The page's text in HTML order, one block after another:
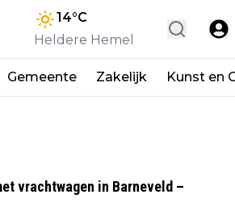
14°C
Heldere Hemel
Gemeente Zakelijk Kunst en
vrachtwagen in Barneveld –